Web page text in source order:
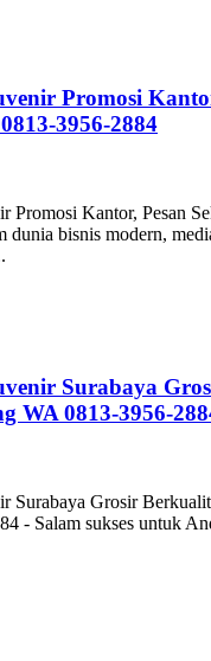
Promosi
3956-2884
Promosi Kantor, Pesan
dunia bisnis modern,
Surabaya
WA 0813-3956-
Surabaya Grosir
- Salam sukses untuk